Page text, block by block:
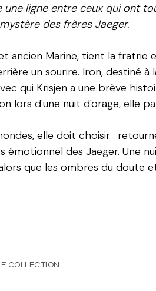
ligne entre ceux qui ont
des frères Jaeger.
ancien Marine, tient la
un sourire. Iron, destiné
qui Krisjen a une brève
lors d'une nuit d'orage, elle
elle doit choisir :
émotionnel des Jaeger. Une
que les ombres du doute
COLLECTION